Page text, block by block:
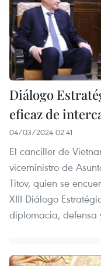
Diálogo
eficaz de
04/03/2024 02:41
El canciller de
viceministro de
Titov, quien se
XIII Diálogo
diplomacia, defensa